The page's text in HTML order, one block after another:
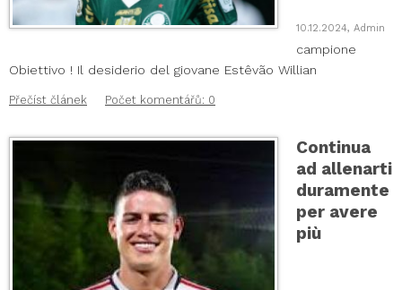
10.12.2024, Admin
campione
Obiettivo ! Il desiderio del giovane Estêvão Willian
Přečíst článek Počet komentářů: 0
Continua
ad allenarti
duramente
per avere
più